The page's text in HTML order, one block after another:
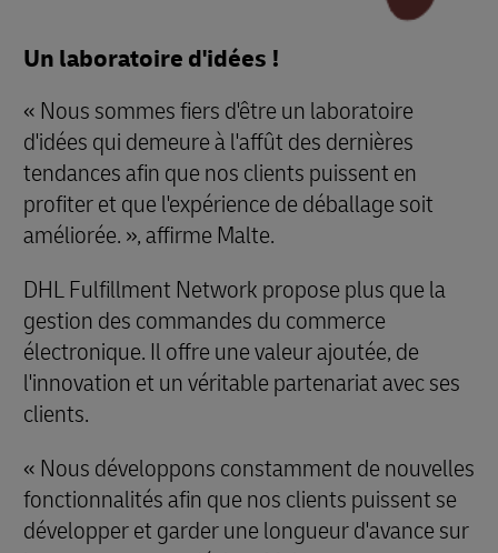
Un laboratoire d'idées !
« Nous sommes fiers d'être un laboratoire
d'idées qui demeure à l'affût des dernières
tendances afin que nos clients puissent en
profiter et que l'expérience de déballage soit
améliorée. », affirme Malte.
DHL Fulfillment Network propose plus que la
gestion des commandes du commerce
électronique. Il offre une valeur ajoutée, de
l'innovation et un véritable partenariat avec ses
clients.
« Nous développons constamment de nouvelles
fonctionnalités afin que nos clients puissent se
développer et garder une longueur d'avance sur